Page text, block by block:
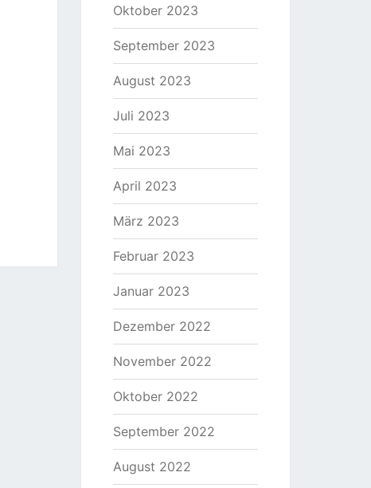
Oktober 2023
September 2023
August 2023
Juli 2023
Mai 2023
April 2023
März 2023
Februar 2023
Januar 2023
Dezember 2022
November 2022
Oktober 2022
September 2022
August 2022